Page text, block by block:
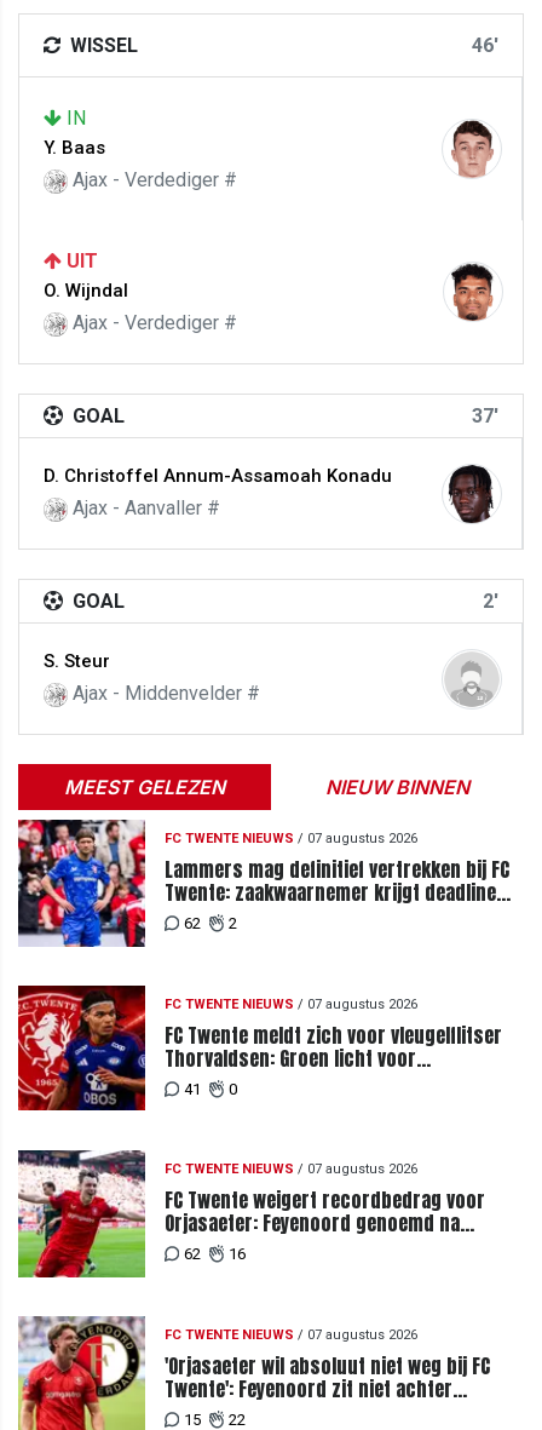
WISSEL 46'
IN
Y. Baas
Ajax - Verdediger #
UIT
O. Wijndal
Ajax - Verdediger #
GOAL 37'
D. Christoffel Annum-Assamoah Konadu
Ajax - Aanvaller #
GOAL 2'
S. Steur
Ajax - Middenvelder #
MEEST GELEZEN NIEUW BINNEN
FC TWENTE NIEUWS / 07 augustus 2026
Lammers mag definitief vertrekken bij FC
Twente: zaakwaarnemer krijgt deadline
vanwege komst vervanger
62 2
FC TWENTE NIEUWS / 07 augustus 2026
FC Twente meldt zich voor vleugelflitser
Thorvaldsen: Groen licht voor
miljoenenbod
41 0
FC TWENTE NIEUWS / 07 augustus 2026
FC Twente weigert recordbedrag voor
Orjasaeter: Feyenoord genoemd na
megabod
62 16
FC TWENTE NIEUWS / 07 augustus 2026
'Orjasaeter wil absoluut niet weg bij FC
Twente': Feyenoord zit niet achter
recordbod
15 22